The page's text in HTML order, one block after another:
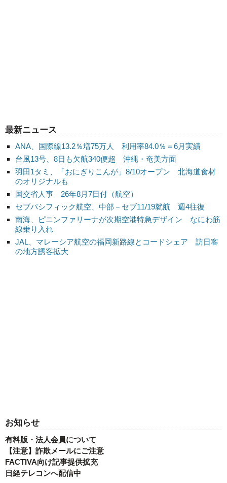
最新ニュース
ANA、国際線13.2％増75万人 利用率84.0％＝6月実績
台風13号、8日も欠航340便超 沖縄・奄美方面
羽田1タミ、「おにぎりこんが」8/10オープン 北海道食材
のオリジナルも
国交省人事 26年8月7日付（航空）
セブパシフィック航空、中部－セブ11/19就航 週4往復
南海、ピニンファリーナが次期空港特急デザイン なにわ筋
線乗り入れ
JAL、マレーシア航空の福岡新路線とコードシェア 訪日客
の地方誘客拡大
お知らせ
有料版・法人会員について
【注意】詐欺メールにご注意
FACTIVA向け記事提供拡充
日経テレコンへ配信中